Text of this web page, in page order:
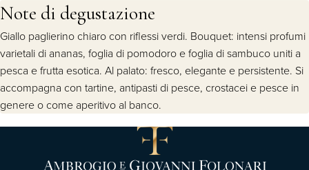
Note di degustazione
Giallo paglierino chiaro con riflessi verdi. Bouquet: intensi profumi
varietali di ananas, foglia di pomodoro e foglia di sambuco uniti a
pesca e frutta esotica. Al palato: fresco, elegante e persistente. Si
accompagna con tartine, antipasti di pesce, crostacei e pesce in
genere o come aperitivo al banco.